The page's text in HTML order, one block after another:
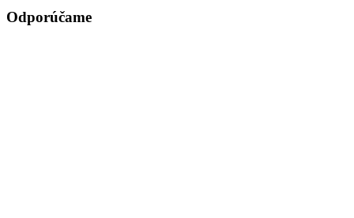
Odporúčame